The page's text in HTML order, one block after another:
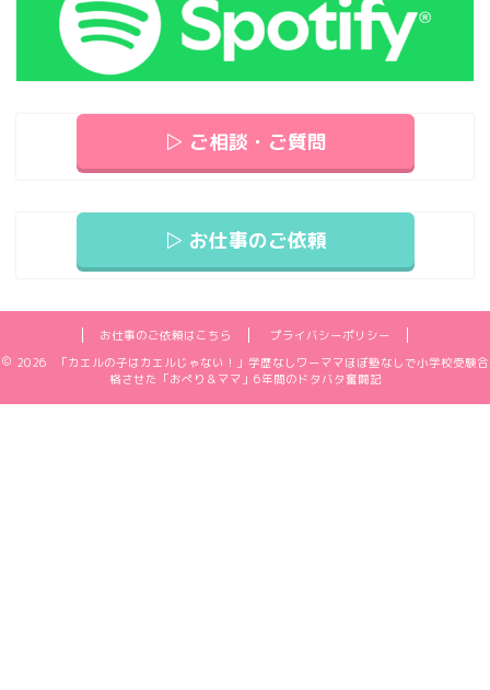
▷ ご相談・ご質問
▷ お仕事のご依頼
お仕事のご依頼はこちら
プライバシーポリシー
2026 「カエルの子はカエルじゃない！」学歴なしワーママほぼ塾なしで小学校受験合
格させた「おぺり＆ママ」6年間のドタバタ奮闘記